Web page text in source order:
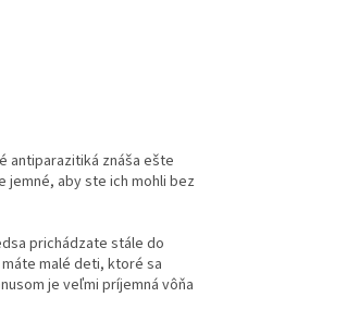
antiparazitiká znáša ešte
jemné, aby ste ich mohli bez
prichádzate stále do
malé deti, ktoré sa
je veľmi príjemná vôňa